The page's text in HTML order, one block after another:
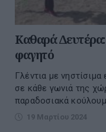
Καθαρά Δευτέρα:
φαγητό
Γλέντια με
σε κάθε γωνιά της
παραδοσιακά
19 Μαρτίου 2024